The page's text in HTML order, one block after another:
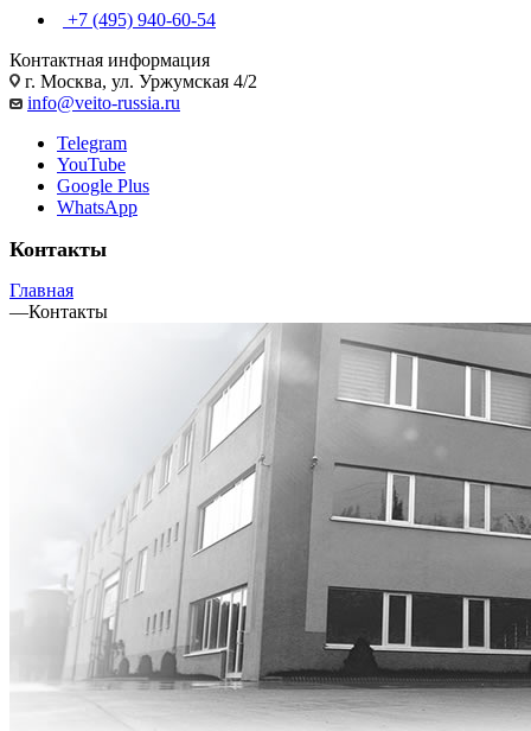
+7 (495) 940-60-54
Контактная информация
г. Москва, ул. Уржумская 4/2
info@veito-russia.ru
Telegram
YouTube
Google Plus
WhatsApp
Контакты
Главная
—Контакты